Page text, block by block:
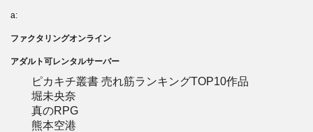
a:
ファクタリングオンライン
アダルト可レンタルサーバー
ピカキチ叢書 売れ筋ランキングTOP10作品
堀未央奈
真のRPG
熊本空港